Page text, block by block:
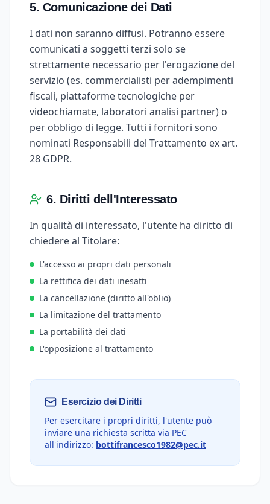
5. Comunicazione dei Dati
I dati non saranno diffusi. Potranno essere
comunicati a soggetti terzi solo se
strettamente necessario per l'erogazione del
servizio (es. commercialisti per adempimenti
fiscali, piattaforme tecnologiche per
videochiamate, laboratori analisi partner) o
per obbligo di legge. Tutti i fornitori sono
nominati Responsabili del Trattamento ex art.
28 GDPR.
6. Diritti dell'Interessato
In qualità di interessato, l'utente ha diritto di
chiedere al Titolare:
L'accesso ai propri dati personali
La rettifica dei dati inesatti
La cancellazione (diritto all'oblio)
La limitazione del trattamento
La portabilità dei dati
L'opposizione al trattamento
Esercizio dei Diritti
Per esercitare i propri diritti, l'utente può
inviare una richiesta scritta via PEC
all'indirizzo: bottifrancesco1982@pec.it